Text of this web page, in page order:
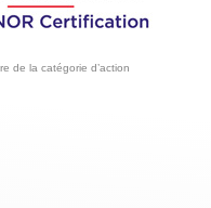
de la catégorie d’action